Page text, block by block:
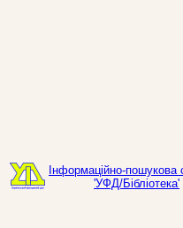
Інформаційно-пошукова
'УФД/Бібліотека'